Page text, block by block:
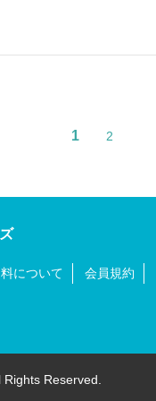
1 2
について 会員規約
Reserved.